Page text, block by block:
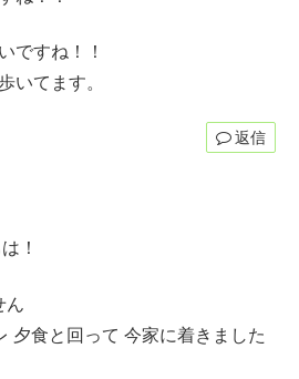
ですね！！
いてます。
返信
！
ん
夕食と回って 今家に着きました